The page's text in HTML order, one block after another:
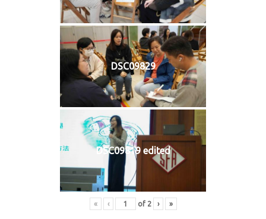
DSC09829
DSC09819 edited
« ‹ of 2 › »